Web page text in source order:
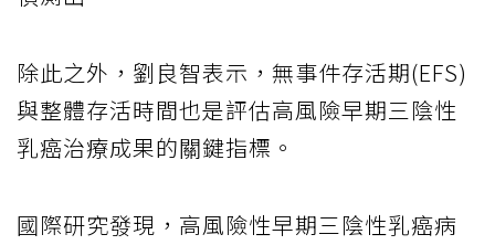
除此之外，劉良智表示，無事件存活期(EFS)
與整體存活時間也是評估高風險早期三陰性
乳癌治療成果的關鍵指標。
國際研究發現，高風險性早期三陰性乳癌病